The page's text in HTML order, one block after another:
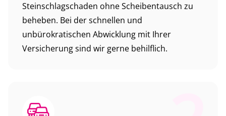
Steinschlagschaden ohne Scheibentausch zu
beheben. Bei der schnellen und
unbürokratischen Abwicklung mit Ihrer
Versicherung sind wir gerne behilflich.